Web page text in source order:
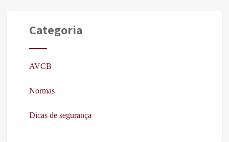
Categoria
AVCB
Normas
Dicas de segurança